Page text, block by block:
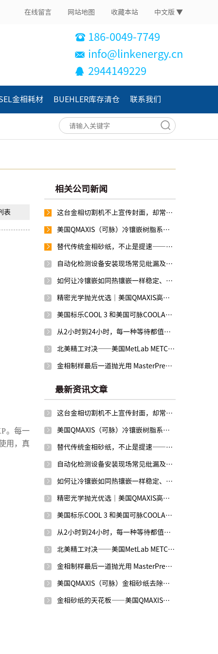
在线留言 网站地图 收藏本站 中文版 ▼
186-0049-7749
info@linkenergy.cn
2944149229
金相耗材 BUEHLER库存清仓 联系我们
表
。每一
用，真
相关公司新闻
这台金相切割机不上宣传封面，却常在实验室里默默“值班”
美国QMAXIS（可脉）冷镶嵌树脂系列，从容应对每一类制样需求
替代传统金相砂纸，不止是提速——美国可脉金刚石研磨盘
自动化检测设备安装现场常见纰漏及检查指南
如何让冷镶嵌如同热镶嵌一样稳定、统一
精密光学抛光优选｜美国QMAXIS高纯度氧化铈抛光液
美国标乐COOL 3 和美国可脉COOLANT金相切割冷却润滑液效果如何？
从2小时到24小时，每一种等待都值得——QMAXIS冷镶嵌树脂
北美精工对决——美国MetLab METCUT-7与美国标乐IsoMet 1000
金相制样最后一道抛光用 MasterPrep，还是 MasterMet 2？
最新资讯文章
这台金相切割机不上宣传封面，却常在实验室里默默“值班”
美国QMAXIS（可脉）冷镶嵌树脂系列，从容应对每一类制样需求
替代传统金相砂纸，不止是提速——美国可脉金刚石研磨盘
自动化检测设备安装现场常见纰漏及检查指南
如何让冷镶嵌如同热镶嵌一样稳定、统一
精密光学抛光优选｜美国QMAXIS高纯度氧化铈抛光液
美国标乐COOL 3 和美国可脉COOLANT金相切割冷却润滑液效果如何？
从2小时到24小时，每一种等待都值得——QMAXIS冷镶嵌树脂
北美精工对决——美国MetLab METCUT-7与美国标乐IsoMet 1000
金相制样最后一道抛光用 MasterPrep，还是 MasterMet 2？
美国QMAXIS（可脉）金相砂纸去除率高
金相砂纸的天花板——美国QMAXIS碳化硅砂纸